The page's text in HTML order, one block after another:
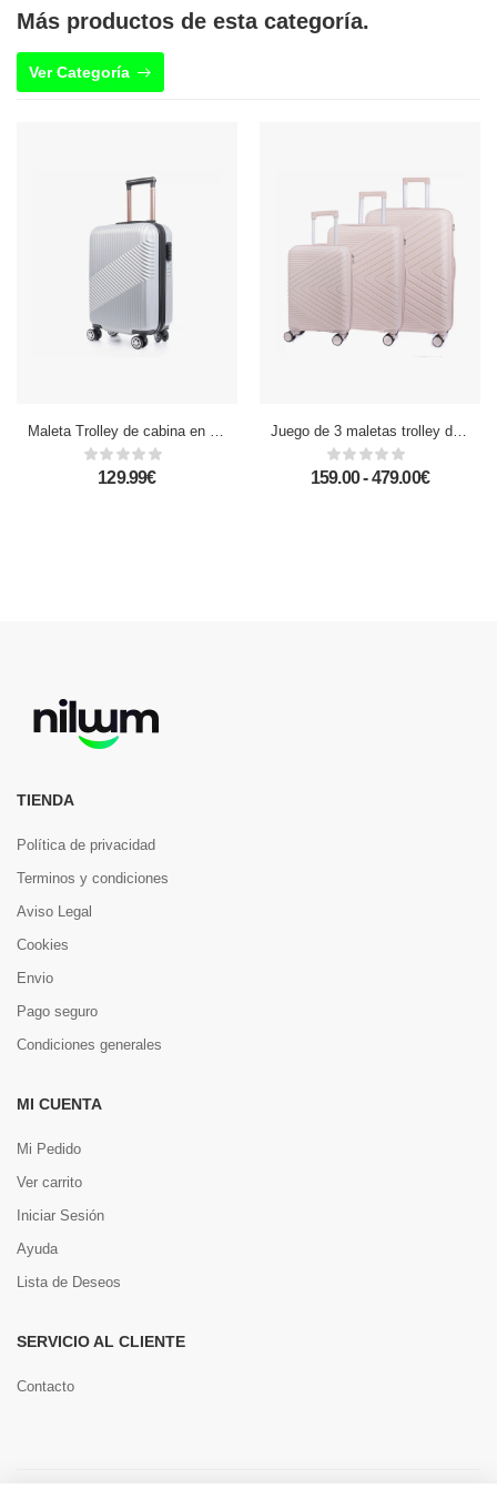
Más productos de esta categoría.
Ver Categoría
Maleta Trolley de cabina en material ligero, de ABS de alta resistencia. Cerradura numérica, 4 ruedas dobles giratorias 360°.
129.99€
Juego de 3 maletas trolley de PP resistente a la rotura. Cerradura TSA numérica, 4 ruedas dobles y giratorias 360°.
159.00 - 479.00€
TIENDA
Política de privacidad
Terminos y condiciones
Aviso Legal
Cookies
Envio
Pago seguro
Condiciones generales
MI CUENTA
Mi Pedido
Ver carrito
Iniciar Sesión
Ayuda
Lista de Deseos
SERVICIO AL CLIENTE
Contacto